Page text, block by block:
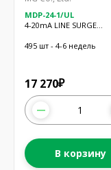
MDP-24-1/UL
4-20mA LINE SURGE
495 шт - 4-6 недель
17 270₽
В корзину